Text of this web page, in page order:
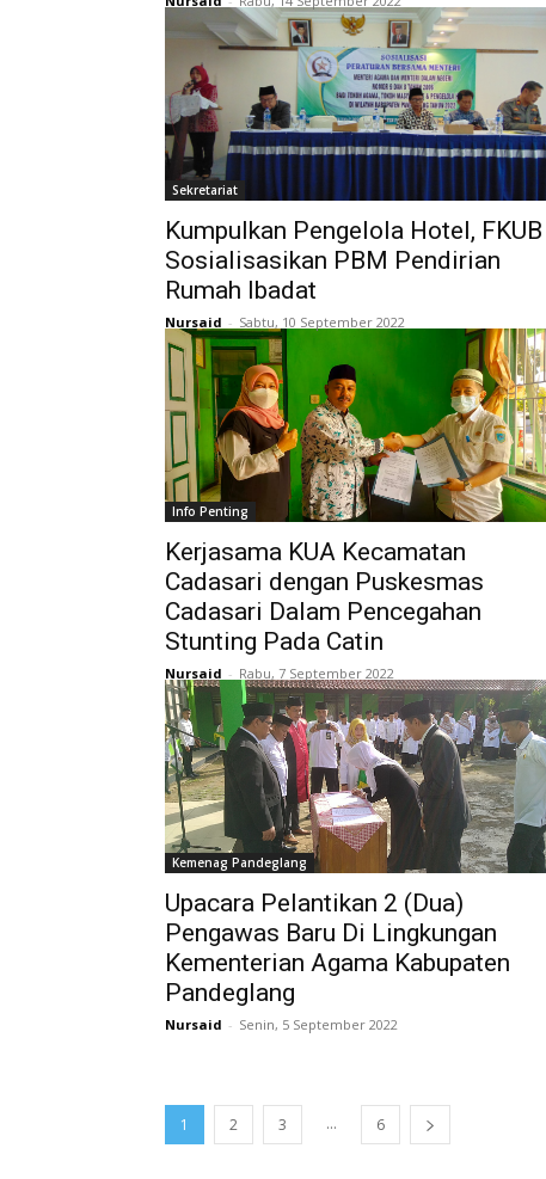
Sekretariat
Kumpulkan Pengelola Hotel, FKUB
Sosialisasikan PBM Pendirian
Rumah Ibadat
Nursaid - Sabtu, 10 September 2022
Info Penting
Kerjasama KUA Kecamatan
Cadasari dengan Puskesmas
Cadasari Dalam Pencegahan
Stunting Pada Catin
Nursaid - Rabu, 7 September 2022
Kemenag Pandeglang
Upacara Pelantikan 2 (Dua)
Pengawas Baru Di Lingkungan
Kementerian Agama Kabupaten
Pandeglang
Nursaid - Senin, 5 September 2022
1 2 3 ... 6